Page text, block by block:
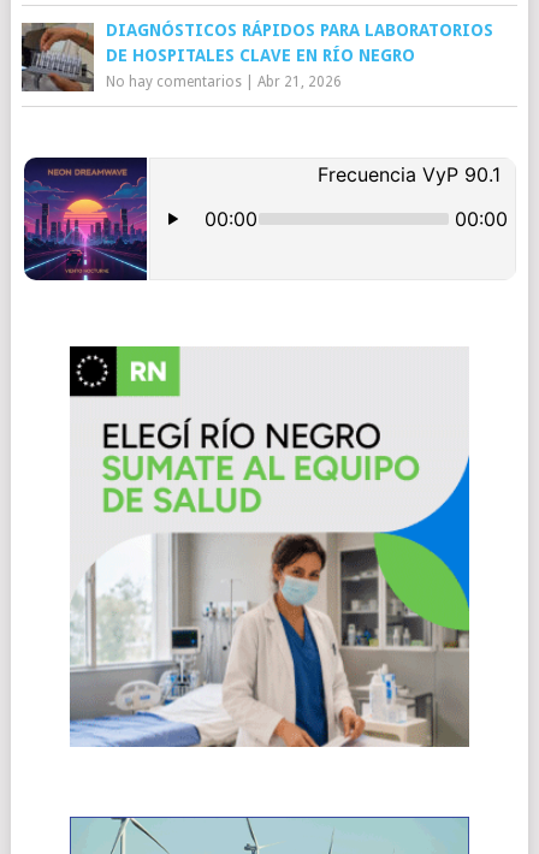
DIAGNÓSTICOS RÁPIDOS PARA LABORATORIOS
DE HOSPITALES CLAVE EN RÍO NEGRO
No hay comentarios| Abr 21, 2026